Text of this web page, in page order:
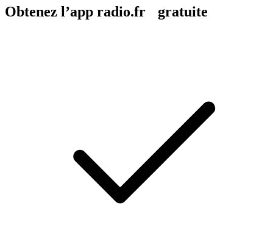
Obtenez l’app radio.fr gratuite